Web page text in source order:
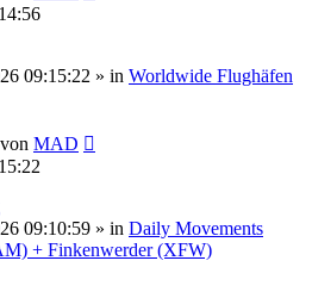
09:15:22 » in Worldwide Flughäfen
von MAD
09:10:59 » in Daily Movements
+ Finkenwerder (XFW)